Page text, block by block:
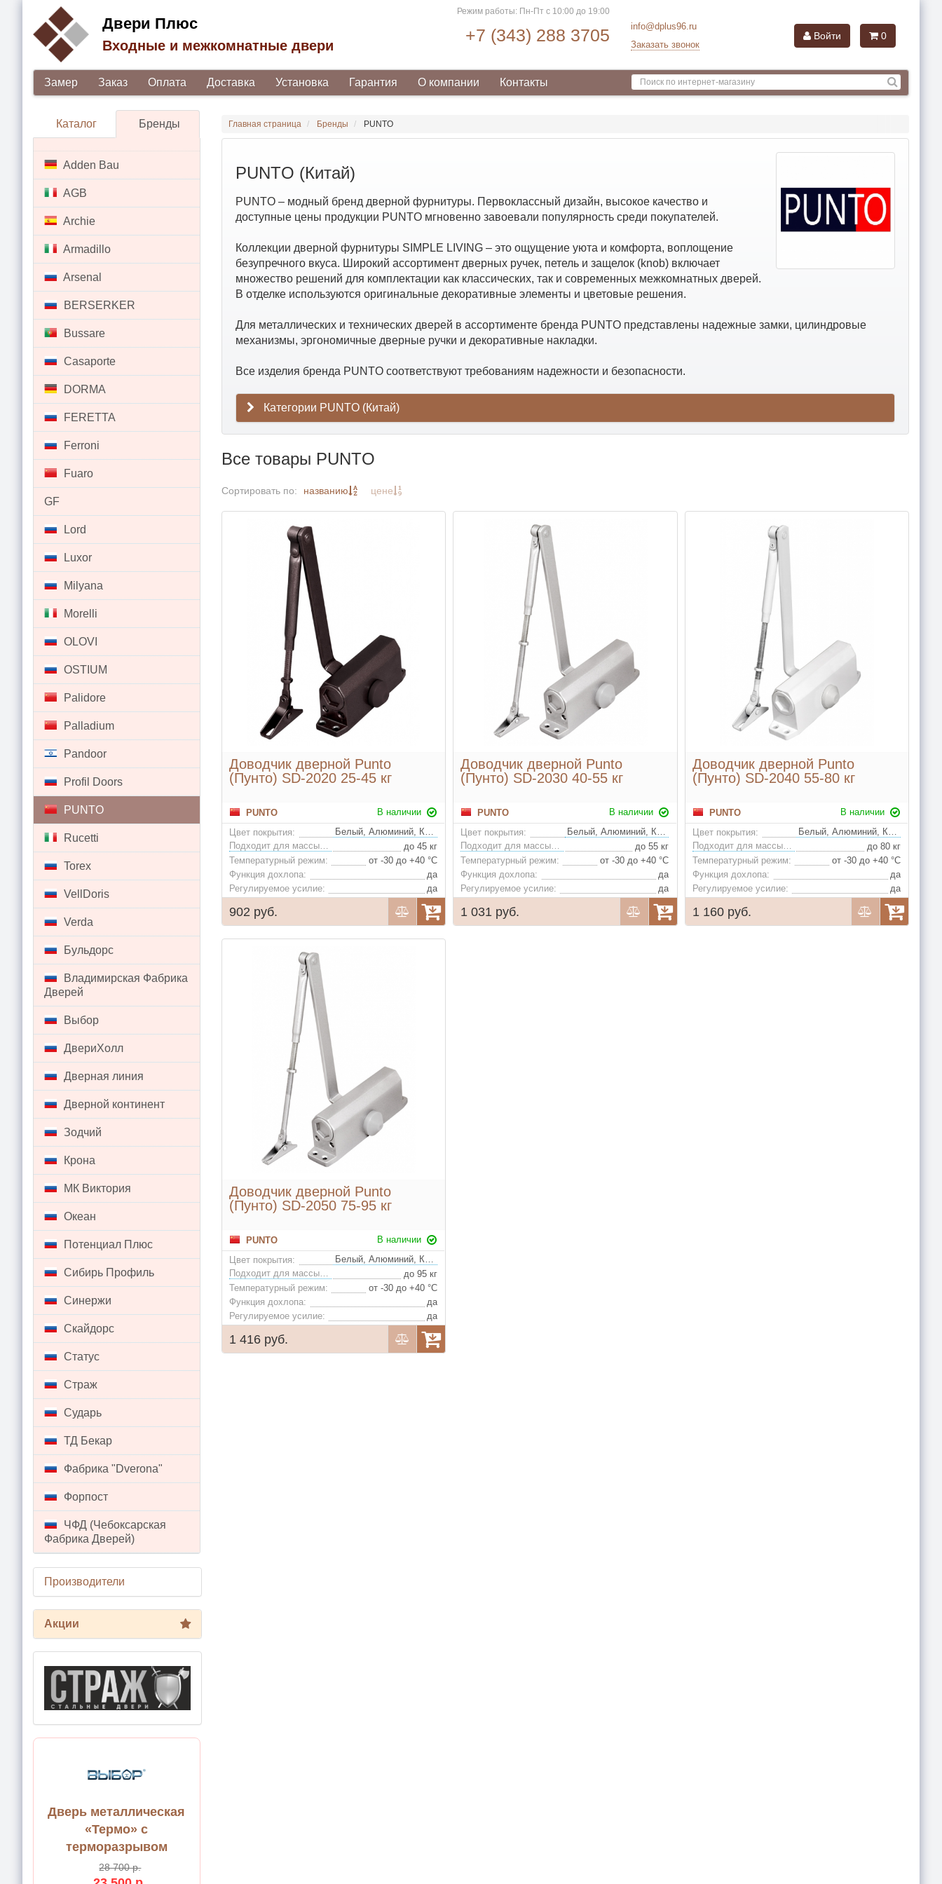
Двери Плюс
Входные и межкомнатные двери
Режим работы: Пн-Пт с 10:00 до 19:00
+7 (343) 288 3705
info@dplus96.ru
Заказать звонок
Войти 0
Замер Заказ Оплата Доставка Установка Гарантия О компании Контакты
Каталог Бренды
Adden Bau
AGB
Archie
Armadillo
Arsenal
BERSERKER
Bussare
Casaporte
DORMA
FERETTA
Ferroni
Fuaro
GF
Lord
Luxor
Milyana
Morelli
OLOVI
OSTIUM
Palidore
Palladium
Pandoor
Profil Doors
PUNTO
Rucetti
Torex
VellDoris
Verda
Бульдорс
Владимирская Фабрика
Дверей
Выбор
ДвериХолл
Дверная линия
Дверной континент
Зодчий
Крона
МК Виктория
Океан
Потенциал Плюс
Сибирь Профиль
Синержи
Скайдорс
Статус
Страж
Сударь
ТД Бекар
Фабрика "Dverona"
Форпост
ЧФД (Чебоксарская
Фабрика Дверей)
Производители
Акции
Дверь металлическая
«Термо» с
терморазрывом
28 700 р.
Главная страница Бренды PUNTO
PUNTO (Китай)
PUNTO – модный бренд дверной фурнитуры. Первоклассный дизайн, высокое качество и
доступные цены продукции PUNTO мгновенно завоевали популярность среди покупателей.
Коллекции дверной фурнитуры SIMPLE LIVING – это ощущение уюта и комфорта, воплощение
безупречного вкуса. Широкий ассортимент дверных ручек, петель и защелок (knob) включает
множество решений для комплектации как классических, так и современных межкомнатных дверей.
В отделке используются оригинальные декоративные элементы и цветовые решения.
Для металлических и технических дверей в ассортименте бренда PUNTO представлены надежные замки, цилиндровые
механизмы, эргономичные дверные ручки и декоративные накладки.
Все изделия бренда PUNTO соответствуют требованиям надежности и безопасности.
Категории PUNTO (Китай)
Все товары PUNTO
Сортировать по: названию цене
Доводчик дверной Punto
(Пунто) SD-2020 25-45 кг
PUNTO
В наличии
Цвет покрытия:
Белый, Алюминий, Коричневый
Подходит для массы двери:
до 45 кг
Температурный режим:
от -30 до +40 °С
Функция дохлопа:
да
Регулируемое усилие:
да
902 руб.
Доводчик дверной Punto
(Пунто) SD-2030 40-55 кг
PUNTO
В наличии
Цвет покрытия:
Белый, Алюминий, Коричневый
Подходит для массы двери:
до 55 кг
Температурный режим:
от -30 до +40 °С
Функция дохлопа:
да
Регулируемое усилие:
да
1 031 руб.
Доводчик дверной Punto
(Пунто) SD-2040 55-80 кг
PUNTO
В наличии
Цвет покрытия:
Белый, Алюминий, Коричневый
Подходит для массы двери:
до 80 кг
Температурный режим:
от -30 до +40 °С
Функция дохлопа:
да
Регулируемое усилие:
да
1 160 руб.
Доводчик дверной Punto
(Пунто) SD-2050 75-95 кг
PUNTO
В наличии
Цвет покрытия:
Белый, Алюминий, Коричневый
Подходит для массы двери:
до 95 кг
Температурный режим:
от -30 до +40 °С
Функция дохлопа:
да
Регулируемое усилие:
да
1 416 руб.